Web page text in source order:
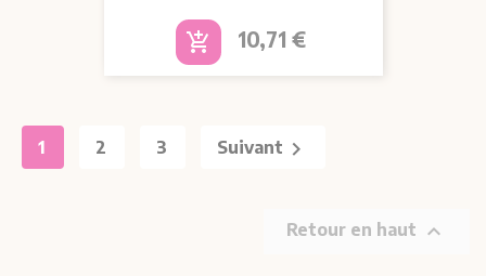
add_shopping_cart Prix
10,71 €
1 2 3 Suivant 
Retour en haut 